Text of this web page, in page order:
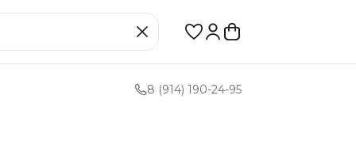
8 (914) 190-24-95